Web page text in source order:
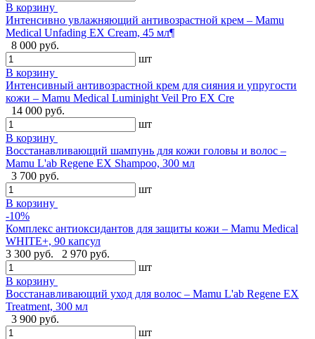
В корзину
Интенсивно увлажняющий антивозрастной крем – Mamu
Medical Unfading EX Cream, 45 мл¶
8 000 руб.
шт
В корзину
Интенсивный антивозрастной крем для сияния и упругости
кожи – Mamu Medical Luminight Veil Pro EX Cre
14 000 руб.
шт
В корзину
Восстанавливающий шампунь для кожи головы и волос –
Mamu L'ab Regene EX Shampoo, 300 мл
3 700 руб.
шт
В корзину
-10%
Комплекс антиоксидантов для защиты кожи – Mamu Medical
WHITE+, 90 капсул
3 300 руб.
2 970 руб.
шт
В корзину
Восстанавливающий уход для волос – Mamu L'ab Regene EX
Treatment, 300 мл
3 900 руб.
шт